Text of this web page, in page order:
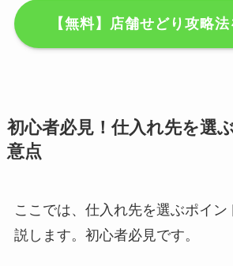
【無料】店舗せどり攻略
初心者必見！仕入れ先を選
意点
ここでは、仕入れ先を選ぶポイン
説します。初心者必見です。